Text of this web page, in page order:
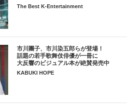
The Best K-Entertainment
市川團子、市川染五郎らが登場！
話題の若手歌舞伎俳優が一冊に
大反響のビジュアル本が絶賛発売中
KABUKI HOPE